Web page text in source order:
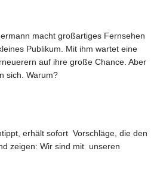
macht großartiges Fernsehen
Publikum. Mit ihm wartet eine
auf ihre große Chance. Aber
sich. Warum?
erhält sofort Vorschläge, die den
zeigen: Wir sind mit unseren